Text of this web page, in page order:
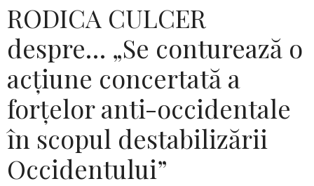
RODICA CULCER
despre… „Se conturează o
acțiune concertată a
forțelor anti-occidentale
în scopul destabilizării
Occidentului”